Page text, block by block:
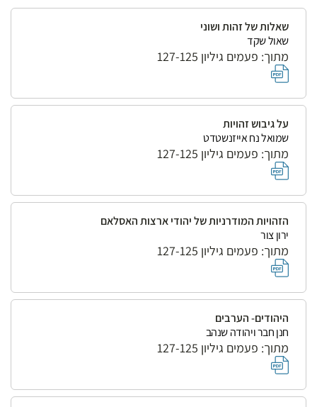
שאלות של זהות ושוני
שאול שקד
מתוך: פעמים גיליון 127-125
על גיבוש זהויות
שמואל נח אייזנשטדט
מתוך: פעמים גיליון 127-125
הזהויות המודרניות של יהודי ארצות האסלאם
ירון צור
מתוך: פעמים גיליון 127-125
היהודים- הערבים
חנן חבר ויהודה שנהב
מתוך: פעמים גיליון 127-125